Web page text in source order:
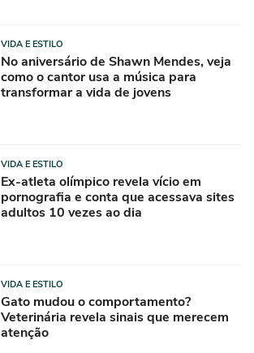
VIDA E ESTILO
No aniversário de Shawn Mendes, veja
como o cantor usa a música para
transformar a vida de jovens
VIDA E ESTILO
Ex-atleta olímpico revela vício em
pornografia e conta que acessava sites
adultos 10 vezes ao dia
VIDA E ESTILO
Gato mudou o comportamento?
Veterinária revela sinais que merecem
atenção